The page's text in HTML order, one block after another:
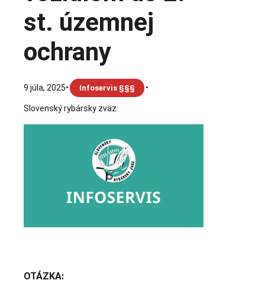
st. územnej
ochrany
9 júla, 2025• Infoservis §§§ •
Slovenský rybársky zväz
OTÁZKA: